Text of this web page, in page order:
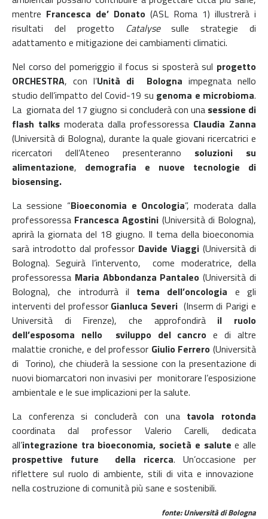
mentre Francesca de’ Donato (ASL Roma 1) illustrerà i
risultati del progetto Catalysesulle strategie di
adattamento e mitigazione dei cambiamenti climatici.
Nel corso del pomeriggio il focus si sposterà sul progetto
ORCHESTRA, con l’Unità di Bologna impegnata nello
studio dell’impatto del Covid-19 su genoma e microbioma.
La giornata del 17 giugno si concluderà con una sessione di
flash talks moderata dalla professoressa Claudia Zanna
(Università di Bologna), durante la quale giovani ricercatrici e
ricercatori dell’Ateneo presenteranno soluzioni su
alimentazione, demografia e nuove tecnologie di
biosensing.
La sessione “Bioeconomia e Oncologia”, moderata dalla
professoressa Francesca Agostini (Università di Bologna),
aprirà la giornata del 18 giugno. Il tema della bioeconomia
sarà introdotto dal professor Davide Viaggi (Università di
Bologna). Seguirà l’intervento, come moderatrice, della
professoressa Maria Abbondanza Pantaleo(Università di
Bologna), che introdurrà il tema dell’oncologia e gli
interventi del professor Gianluca Severi (Inserm di Parigi e
Università di Firenze), che approfondiràil ruolo
dell’esposoma nello sviluppo del cancro e di altre
malattie croniche, e del professor Giulio Ferrero(Università
di Torino), che chiuderà la sessione con la presentazione di
nuovi biomarcatori non invasivi per monitorare l’esposizione
ambientale e le sue implicazioni per la salute.
La conferenza si concluderà con una tavola rotonda
coordinata dal professor Valerio Carelli, dedicata
all’integrazione tra bioeconomia, società e salutee alle
prospettive future della ricerca. Un’occasione per
riflettere sul ruolo di ambiente, stili di vita e innovazione
nella costruzione di comunità più sane e sostenibili.
fonte: Università di Bologna